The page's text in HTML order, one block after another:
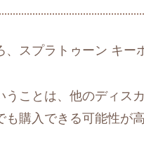
、スプラトゥーン キー
ことは、他のディス
購入できる可能性が高